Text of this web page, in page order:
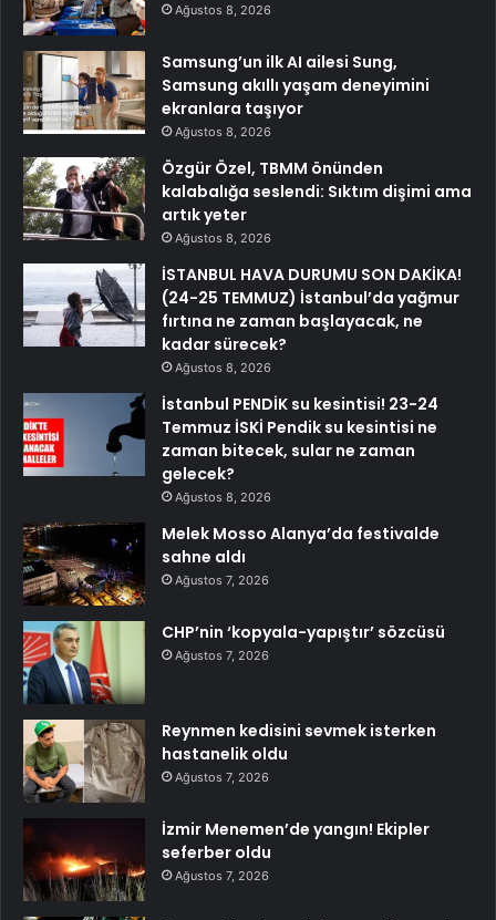
Ağustos 8, 2026
Samsung’un ilk AI ailesi Sung,
Samsung akıllı yaşam deneyimini
ekranlara taşıyor
Ağustos 8, 2026
Özgür Özel, TBMM önünden
kalabalığa seslendi: Sıktım dişimi ama
artık yeter
Ağustos 8, 2026
İSTANBUL HAVA DURUMU SON DAKİKA!
(24-25 TEMMUZ) İstanbul’da yağmur
fırtına ne zaman başlayacak, ne
kadar sürecek?
Ağustos 8, 2026
İstanbul PENDİK su kesintisi! 23-24
Temmuz İSKİ Pendik su kesintisi ne
zaman bitecek, sular ne zaman
gelecek?
Ağustos 8, 2026
Melek Mosso Alanya’da festivalde
sahne aldı
Ağustos 7, 2026
CHP’nin ‘kopyala-yapıştır’ sözcüsü
Ağustos 7, 2026
Reynmen kedisini sevmek isterken
hastanelik oldu
Ağustos 7, 2026
İzmir Menemen’de yangın! Ekipler
seferber oldu
Ağustos 7, 2026